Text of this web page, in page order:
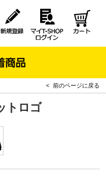
< 前のページに戻る
トロゴ